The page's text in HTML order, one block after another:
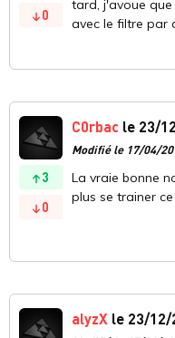
0
tard, j'avoue
avec le filtre par
3
0
C0rbac le 23/
Modifié le 17/04/
La vraie bonne
plus se trainer ce
alyzX le 23/12/